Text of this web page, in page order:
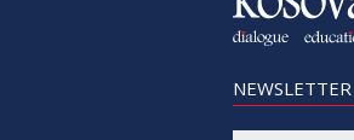
NEWSLETTER